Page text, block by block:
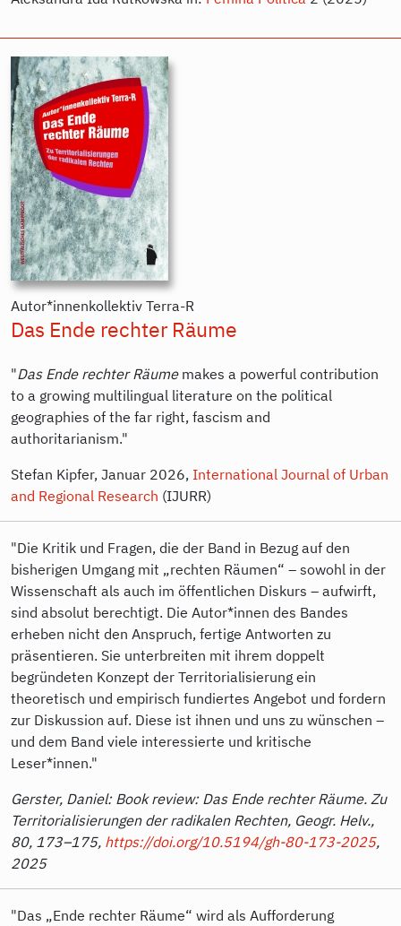
Autor*innenkollektiv Terra-R
Das Ende rechter Räume
"Das Ende rechter Räumemakes a powerful contribution
to a growing multilingual literature on the political
geographies of the far right, fascism and
authoritarianism."
Stefan Kipfer, Januar 2026, International Journal of Urban
and Regional Research (IJURR)
"Die Kritik und Fragen, die der Band in Bezug auf den
bisherigen Umgang mit „rechten Räumen“ – sowohl in der
Wissenschaft als auch im öffentlichen Diskurs – aufwirft,
sind absolut berechtigt. Die Autor*innen des Bandes
erheben nicht den Anspruch, fertige Antworten zu
präsentieren. Sie unterbreiten mit ihrem doppelt
begründeten Konzept der Territorialisierung ein
theoretisch und empirisch fundiertes Angebot und fordern
zur Diskussion auf. Diese ist ihnen und uns zu wünschen –
und dem Band viele interessierte und kritische
Leser*innen."
Gerster, Daniel: Book review: Das Ende rechter Räume. Zu
Territorialisierungen der radikalen Rechten, Geogr. Helv.,
80, 173–175, https://doi.org/10.5194/gh-80-173-2025,
2025
"Das „Ende rechter Räume“ wird als Aufforderung